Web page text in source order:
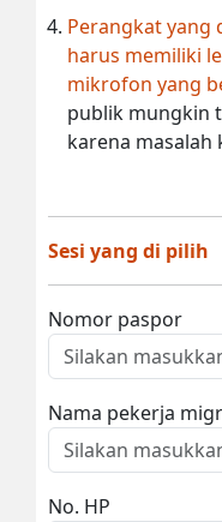
Perangkat yang
harus memiliki
mikrofon yang
publik mungkin
karena masalah
Sesi yang di pilih
Nomor paspor
Nama pekerja
No. HP